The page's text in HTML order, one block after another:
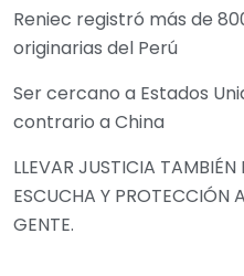
Reniec registró más de
originarias del Perú
Ser cercano a Estados
contrario a China
LLEVAR JUSTICIA TAMBIÉN
ESCUCHA Y PROTECCIÓN
GENTE.